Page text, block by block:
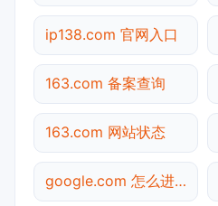
ip138.com 官网入口
163.com 备案查询
163.com 网站状态
google.com 怎么进入